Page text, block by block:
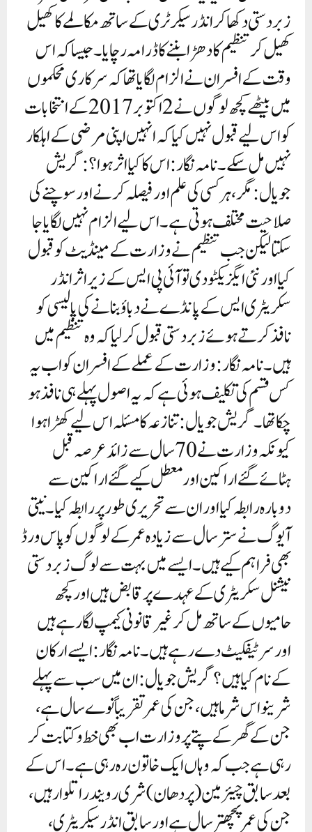
زبردستی دکھا کر انڈر سیکرٹری کے ساتھ مکالمے کا کھیل
کھیل کر تنظیم کا دھڑا بننے کا ڈرامہ رچایا۔ جیسا کہ اس
وقت کے افسران نے الزام لگایا تھا کہ سرکاری محکموں
میں بیٹھے کچھ لوگوں نے 2 اکتوبر 2017 کے انتخابات
کو اس لیے قبول نہیں کیا کہ انہیں اپنی مرضی کے اہلکار
نہیں مل سکے۔نامہ نگار: اس کا کیا اثر ہوا؟: گریش
جویال: مگر، ہر کسی کی علم اور فیصلہ کرنے اور سوچنے کی
صلاحیت مختلف ہوتی ہے۔ اس لیے الزام نہیں لگایا جا
سکتا لیکن جب تنظیم نے وزارت کے مینڈیٹ کو قبول
کیا اور نئی ایگزیکٹو دی تو آئی پی ایس کے زیر اثر انڈر
سکریٹری ایس کے پانڈے نے دباؤ بنانے کی پالیسی کو
نافذ کرتے ہوئے زبردستی قبول کر لیا کہ وہ تنظیم میں
ہیں۔ نامہ نگار: وزارت کے عملے کے افسران کو اب یہ
کس قسم کی تکلیف ہوئی ہے کہ یہ اصول پہلے ہی نافذ ہو
چکا تھا۔گریش جویال: تنازعہ کا مسئلہ اس لیے کھڑا ہوا
کیونکہ وزارت نے 70 سال سے زائد عرصہ قبل
ہٹائے گئے اراکین اور معطل کیے گئے اراکین سے
دوبارہ رابطہ کیا اور ان سے تحریری طور پر رابطہ کیا۔ نیتی
آیوگ نے ​​ستر سال سے زیادہ عمر کے لوگوں کو پاس ورڈ
بھی فراہم کیے ہیں۔ ایسے میں بہت سے لوگ زبردستی
نیشنل سکریٹری کے عہدے پر قابض ہیں اور کچھ
حامیوں کے ساتھ مل کر غیر قانونی کیمپ لگا رہے ہیں
اور سرٹیفکیٹ دے رہے ہیں۔نامہ نگار: ایسے ارکان
کے نام کیا ہیں؟گریش جویال: ان میں سب سے پہلے
شرینواس شرما ہیں، جن کی عمر تقریباً نوے سال ہے،
جن کے گھر کے پتے پر وزارت اب بھی خط و کتابت کر
رہی ہے جب کہ وہاں ایک خاتون رہ رہی ہے۔ اس کے
بعد سابق چیئرمین (پردھان) شری رویندرا تلوار ہیں،
جن کی عمر پچھتر سال ہے اور سابق انڈر سیکریٹری،